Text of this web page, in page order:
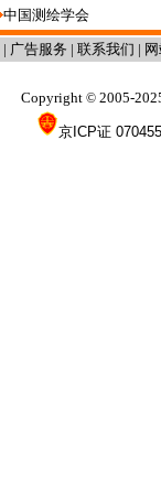
中国测绘学会
| 广告服务 | 联系我们 |
Copyright © 2005-
京ICP证